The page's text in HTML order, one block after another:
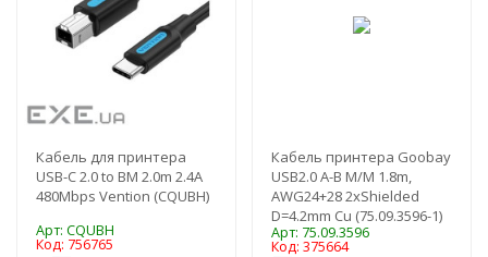
Кабель для принтера
USB-C 2.0 to BM 2.0m 2.4А
480Mbps Vention (CQUBH)
Арт: CQUBH
Код: 756765
Кабель принтера Goobay
USB2.0 A-B M/M 1.8m,
AWG24+28 2xShielded
D=4.2mm Cu (75.09.3596-1)
Арт: 75.09.3596
Код: 375664